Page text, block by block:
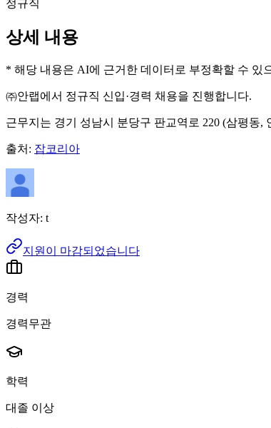
정규직
상세 내용
* 해당 내용은 AI에 근거한 데이터로 부정확할 수 있
㈜안랩에서 정규직 신입·경력 채용을 진행합니다.
근무지는 경기 성남시 분당구 판교역로 220 (삼평동
출처: 잡코리아
작성자: t
지원이 마감되었습니다
경력
경력무관
학력
대졸 이상